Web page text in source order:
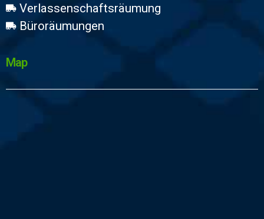
Verlassenschaftsräumung
Büroräumungen
Map